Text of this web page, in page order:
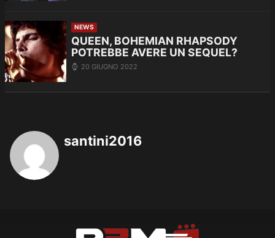
NEWS
QUEEN, BOHEMIAN RHAPSODY
POTREBBE AVERE UN SEQUEL?
20 GIUGNO 2022
santini2016